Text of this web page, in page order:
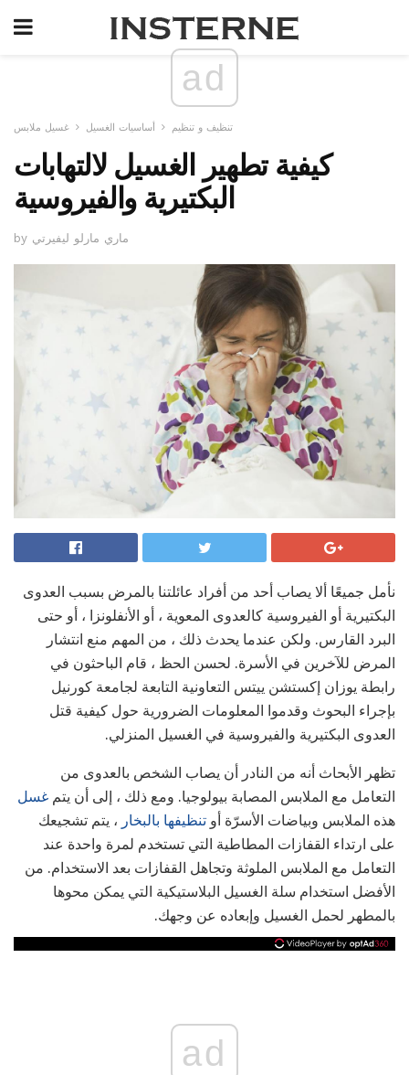
ad
تنظيف و تنظيم أساسيات الغسيل غسيل ملابس
كيفية تطهير الغسيل لالتهابات
البكتيرية والفيروسية
by ماري مارلو ليفيرتي
نأمل جميعًا ألا يصاب أحد من أفراد عائلتنا بالمرض بسبب العدوى
البكتيرية أو الفيروسية كالعدوى المعوية ، أو الأنفلونزا ، أو حتى
البرد القارس. ولكن عندما يحدث ذلك ، من المهم منع انتشار
المرض للآخرين في الأسرة. لحسن الحظ ، قام الباحثون في
رابطة يوزان إكستشن ييتس التعاونية التابعة لجامعة كورنيل
بإجراء البحوث وقدموا المعلومات الضرورية حول كيفية قتل
العدوى البكتيرية والفيروسية في الغسيل المنزلي.
تظهر الأبحاث أنه من النادر أن يصاب الشخص بالعدوى من
التعامل مع الملابس المصابة بيولوجيا. ومع ذلك ، إلى أن يتم غسل
هذه الملابس وبياضات الأسرّة أو تنظيفها بالبخار ، يتم تشجيعك
على ارتداء القفازات المطاطية التي تستخدم لمرة واحدة عند
التعامل مع الملابس الملوثة وتجاهل القفازات بعد الاستخدام. من
الأفضل استخدام سلة الغسيل البلاستيكية التي يمكن محوها
بالمطهر لحمل الغسيل وإبعاده عن وجهك.
ad